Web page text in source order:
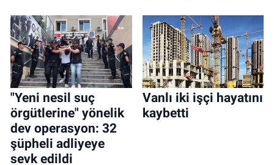
"Yeni nesil suç
örgütlerine" yönelik
dev operasyon: 32
şüpheli adliyeye
sevk edildi
Vanlı iki işçi hayatını
kaybetti